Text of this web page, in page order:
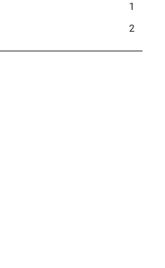
1
2